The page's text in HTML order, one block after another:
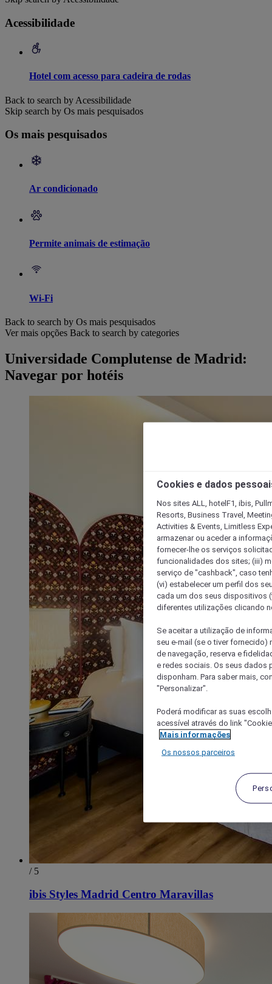
Acessibilidade
Hotel com acesso para cadeira de rodas
Back to search by Acessibilidade
Skip search by Os mais pesquisados
Os mais pesquisados
Ar condicionado
Permite animais de estimação
Wi-Fi
Back to search by Os mais pesquisados
Ver mais opções Back to search by categories
Universidade Complutense de Madrid:
Navegar por hotéis
/ 5
ibis Styles Madrid Centro Maravillas
Cookies e dados
Nos sites ALL, hotelF1, ibis,
Resorts, Business Travel,
Activities & Events, Limitless
armazenar ou aceder a
fornecer-lhe os serviços
funcionalidades dos sites; (iii)
serviço de "cashback", caso
(vi) estabelecer um perfil dos
cada um dos seus dispositivos
diferentes utilizações clicando
Se aceitar a utilização de
seu e-mail (se o tiver
de navegação, reserva e
e redes sociais. Os seus dados
disponham. Para saber mais,
"Personalizar".
Poderá modificar as suas
acessível através do link
Mais informações
Os nossos parceiros